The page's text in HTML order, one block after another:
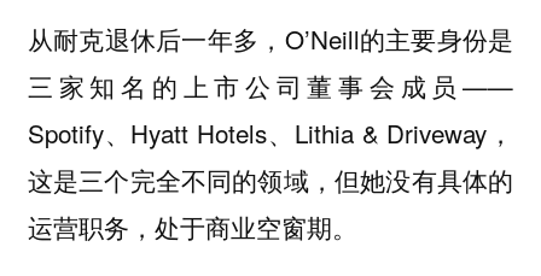
从耐克退休后一年多，O’Neill的主要身份是
三家知名的上市公司董事会成员——
Spotify、Hyatt Hotels、Lithia & Driveway，
这是三个完全不同的领域，但她没有具体的
运营职务，处于商业空窗期。